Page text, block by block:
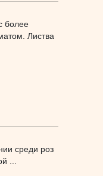
более
Листва
среди роз
...